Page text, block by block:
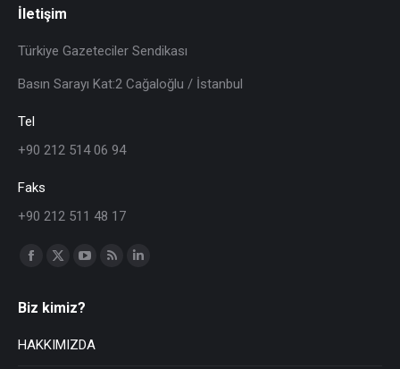
İletişim
Türkiye Gazeteciler Sendikası
Basın Sarayı Kat:2 Cağaloğlu / İstanbul
Tel
+90 212 514 06 94
Faks
+90 212 511 48 17
Find us on:
Biz kimiz?
HAKKIMIZDA